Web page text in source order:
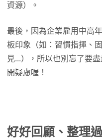
資源）。
最後，因為企業雇用中高
板印象（如：習慣指揮、
見...），所以也別忘了要
開疑慮喔！
好好回顧、整理